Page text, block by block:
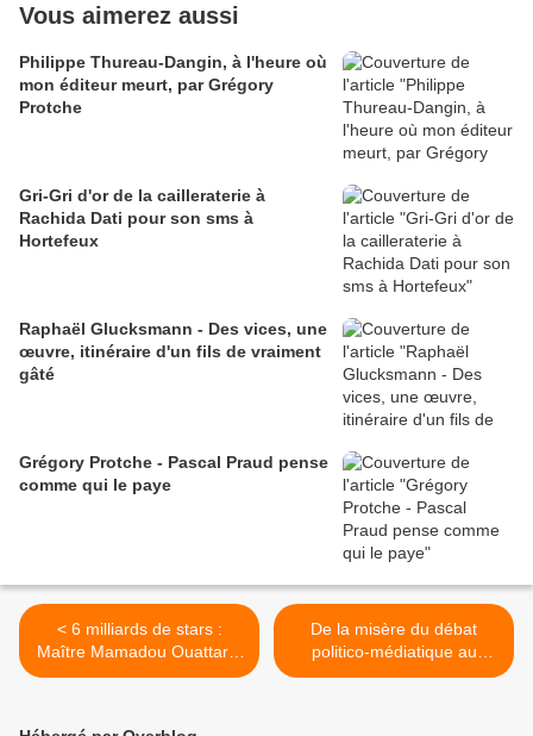
Vous aimerez aussi
Philippe Thureau-Dangin, à l'heure où
mon éditeur meurt, par Grégory
Protche
Gri-Gri d'or de la cailleraterie à
Rachida Dati pour son sms à
Hortefeux
Raphaël Glucksmann - Des vices, une
œuvre, itinéraire d'un fils de vraiment
gâté
Grégory Protche - Pascal Praud pense
comme qui le paye
< 6 milliards de stars :
Maître Mamadou Ouattara,
notaire à Abidjan
De la misère du débat
politico-médiatique au
Congo >